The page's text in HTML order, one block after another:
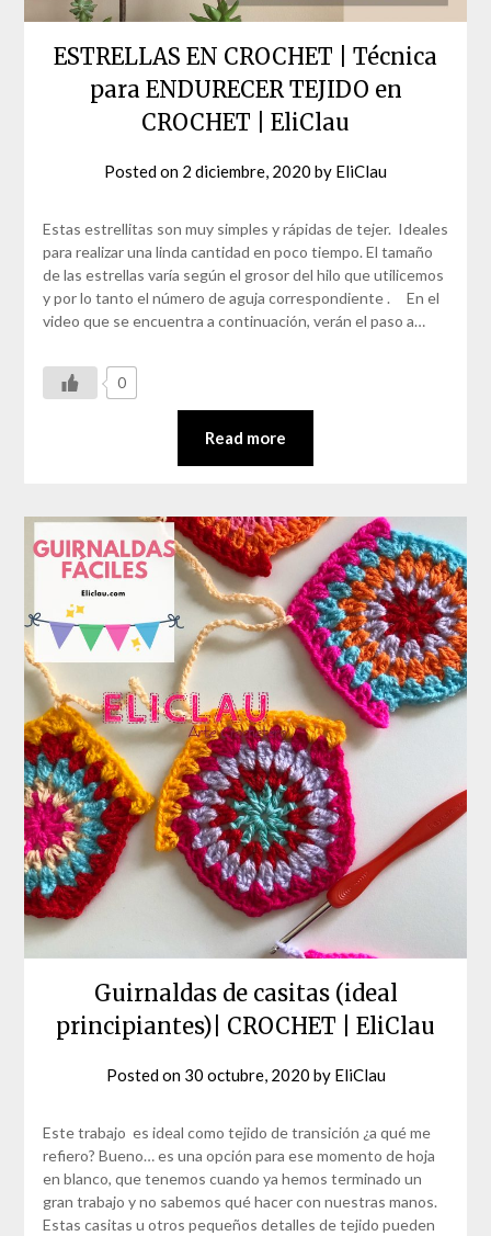
ESTRELLAS EN CROCHET | Técnica
para ENDURECER TEJIDO en
CROCHET | EliClau
Posted on 2 diciembre, 2020 by EliClau
Estas estrellitas son muy simples y rápidas de tejer. Ideales
para realizar una linda cantidad en poco tiempo. El tamaño
de las estrellas varía según el grosor del hilo que utilicemos
y por lo tanto el número de aguja correspondiente . En el
video que se encuentra a continuación, verán el paso a…
0
Read more
Guirnaldas de casitas (ideal
principiantes)| CROCHET | EliClau
Posted on 30 octubre, 2020 by EliClau
Este trabajo es ideal como tejido de transición ¿a qué me
refiero? Bueno… es una opción para ese momento de hoja
en blanco, que tenemos cuando ya hemos terminado un
gran trabajo y no sabemos qué hacer con nuestras manos.
Estas casitas u otros pequeños detalles de tejido pueden